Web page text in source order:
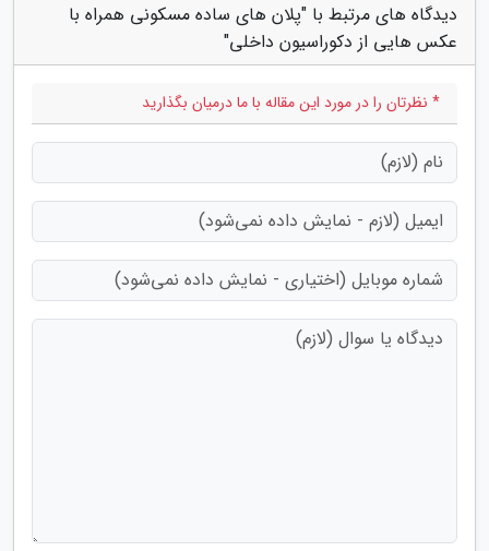
دیدگاه های مرتبط با "پلان های ساده مسکونی همراه با
عکس هایی از دکوراسیون داخلی"
* نظرتان را در مورد این مقاله با ما درمیان بگذارید